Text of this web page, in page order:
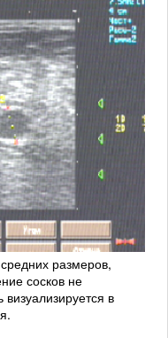
размеров,
сосков не
в